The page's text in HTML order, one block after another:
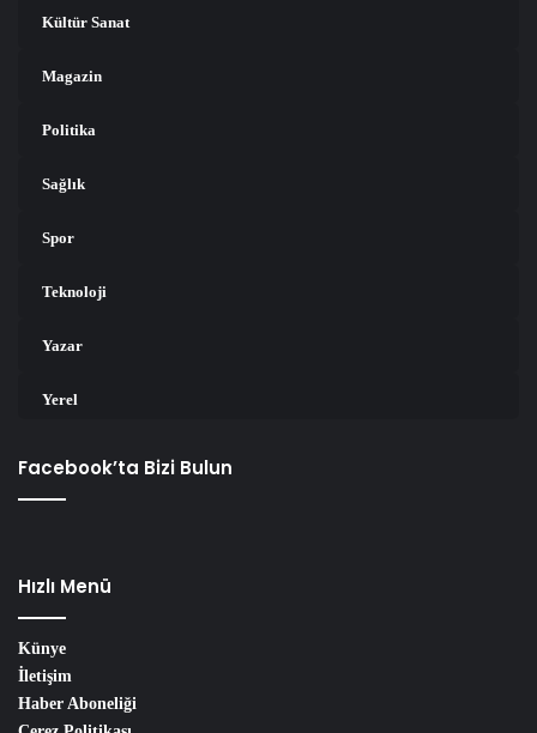
Kültür Sanat
Magazin
Politika
Sağlık
Spor
Teknoloji
Yazar
Yerel
Facebook’ta Bizi Bulun
Hızlı Menü
Künye
İletişim
Haber Aboneliği